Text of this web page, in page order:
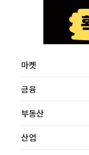
마켓
금융
부동산
산업